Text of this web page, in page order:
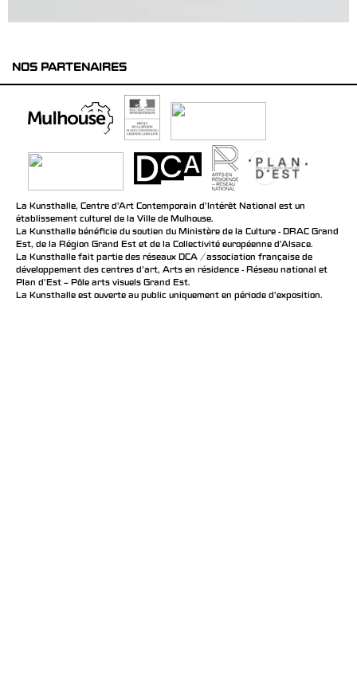
NOS PARTENAIRES
La Kunsthalle, Centre d’Art Contemporain d’Intérêt National est un
établissement culturel de la Ville de Mulhouse.
La Kunsthalle bénéficie du soutien du Ministère de la Culture - DRAC Grand
Est, de la Région Grand Est et de la Collectivité européenne d’Alsace.
La Kunsthalle fait partie des réseaux DCA / association française de
développement des centres d'art, Arts en résidence - Réseau national et
Plan d’Est – Pôle arts visuels Grand Est.
La Kunsthalle est ouverte au public uniquement en période d'exposition.